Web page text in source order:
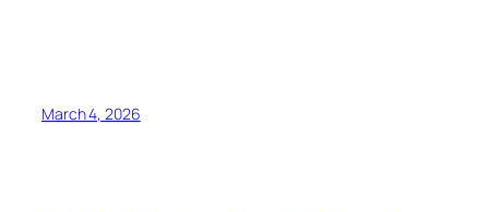
March 4, 2026